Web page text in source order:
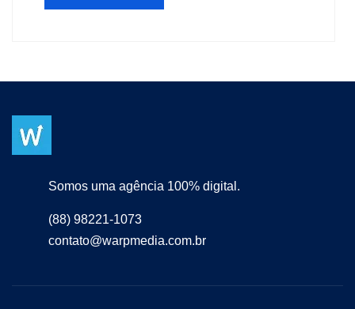
Somos uma agência 100% digital.
(88) 98221-1073
contato@warpmedia.com.br